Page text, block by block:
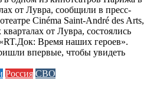
от Лувра, сообщили в пресс-
Cinéma Saint-André des Arts,
кварталах от Лувра, состоялись
Время наших героев».
впервые, чтобы увидеть
Россия СВО